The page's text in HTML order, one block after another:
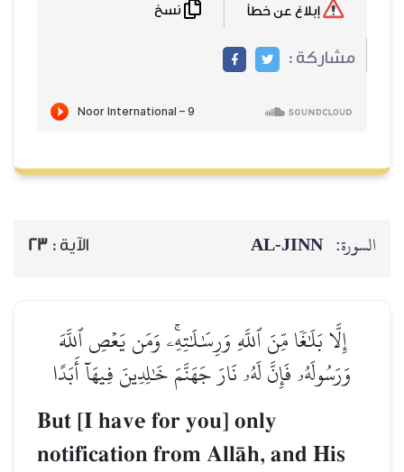
مشاركة :
السورة: AL‑JINN الآية : 23
إِلَّا بَلَٰغٗا مِّنَ ٱللَّهِ وَرِسَٰلَٰتِهِۦۚ وَمَن يَعۡصِ ٱللَّهَ
وَرَسُولَهُۥ فَإِنَّ لَهُۥ نَارَ جَهَنَّمَ خَٰلِدِينَ فِيهَآ أَبَدًا
But [I have for you] only
notification from AllŒh, and His